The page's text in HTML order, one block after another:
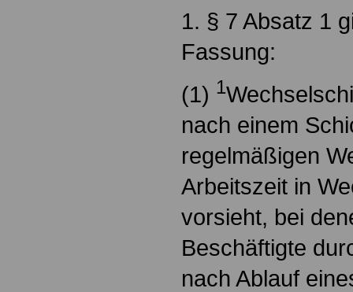
1. § 7 Absatz 1
Fassung:
(1) 1
nach einem
regelmäßigen
Arbeitszeit in
vorsieht, bei
Beschäftigte
nach Ablauf